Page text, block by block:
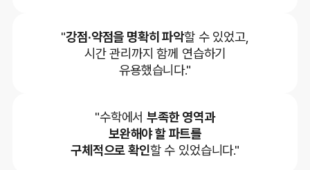
"강점·약점을 명확히 파악할 수 있었고,
시간 관리까지 함께 연습하기
유용했습니다."
"수학에서부족한 영역과
보완해야 할 파트를
구체적으로 확인할 수 있었습니다."